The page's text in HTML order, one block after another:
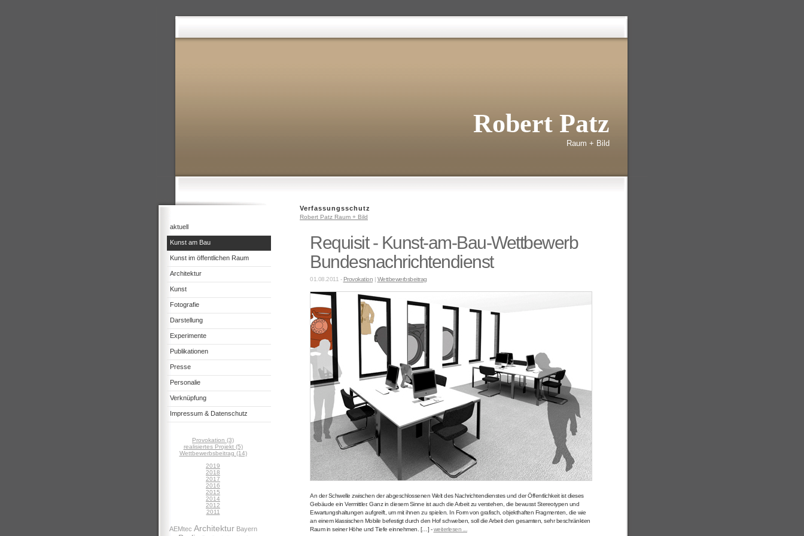
Robert Patz
Raum + Bild
aktuell
Kunst am Bau
Kunst im öffentlichen Raum
Architektur
Kunst
Fotografie
Darstellung
Experimente
Publikationen
Presse
Personalie
Verknüpfung
Impressum & Datenschutz
Provokation (3)
realisiertes Projekt (5)
Wettbewerbsbeitrag (14)
2019
2018
2017
2016
2015
2014
2012
2011
AEMtec Architektur Bayern
Verfassungsschutz
Robert Patz Raum + Bild
Requisit - Kunst-am-Bau-Wettbewerb
Bundesnachrichtendienst
01.08.2011 - Provokation | Wettbewerbsbeitrag
An der Schwelle zwischen der abgeschlossenen Welt des Nachrichtendienstes und der Öffentlichkeit ist dieses
Gebäude ein Vermittler. Ganz in diesem Sinne ist auch die Arbeit zu verstehen, die bewusst Stereotypen und
Erwartungshaltungen aufgreift, um mit ihnen zu spielen. In Form von grafisch, objekthaften Fragmenten, die wie
an einem klassischen Mobile befestigt durch den Hof schweben, soll die Arbeit den gesamten, sehr beschränkten
Raum in seiner Höhe und Tiefe einnehmen. […] -weiterlesen ...